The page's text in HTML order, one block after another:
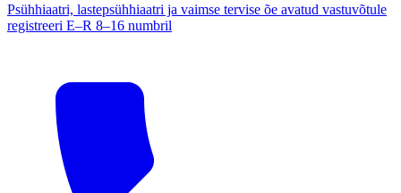
Psühhiaatri, lastepsühhiaatri ja vaimse tervise õe avatud vastuvõtule
registreeri E–R 8–16 numbril